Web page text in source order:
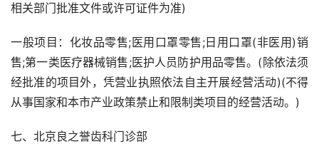
相关部门批准文件或许可证件为准)
一般项目：化妆品零售;医用口罩零售;日用口罩(非医用)销
售;第一类医疗器械销售;医护人员防护用品零售。(除依法须
经批准的项目外，凭营业执照依法自主开展经营活动)(不得
从事国家和本市产业政策禁止和限制类项目的经营活动。)
七、北京良之誉齿科门诊部